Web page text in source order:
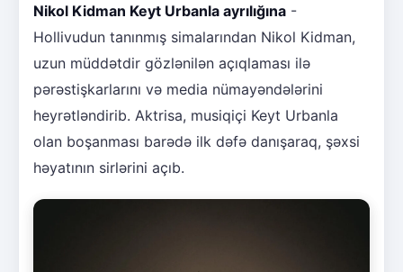
Nikol Kidman Keyt Urbanla ayrılığına -
Hollivudun tanınmış simalarından Nikol Kidman,
uzun müddətdir gözlənilən açıqlaması ilə
pərəstişkarlarını və media nümayəndələrini
heyrətləndirib. Aktrisa, musiqiçi Keyt Urbanla
olan boşanması barədə ilk dəfə danışaraq, şəxsi
həyatının sirlərini açıb.